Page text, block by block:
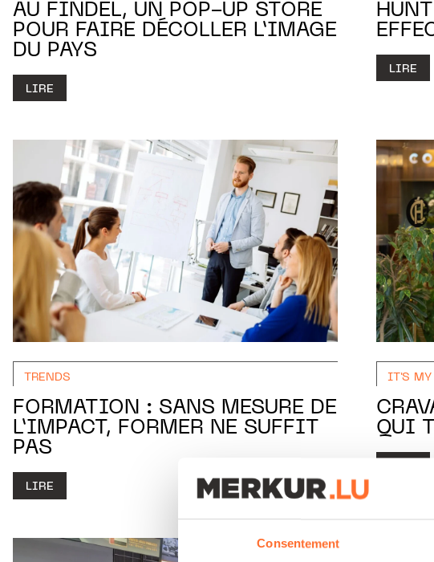
Consentement
AU FINDEL, UN POP-UP STORE
POUR FAIRE DÉCOLLER L’IMAGE
DU PAYS
LIRE
LIRE
TRENDS
FORMATION : SANS MESURE DE
L’IMPACT, FORMER NE SUFFIT
PAS
LIRE
IT'S MY
QUI